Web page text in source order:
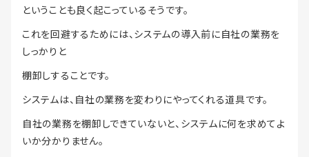
ということも良く起こっているそうです。
これを回避するためには、システムの導入前に自社の業務を
しっかりと
棚卸しすることです。
システムは、自社の業務を変わりにやってくれる道具です。
自社の業務を棚卸しできていないと、システムに何を求めてよ
いか分かりません。